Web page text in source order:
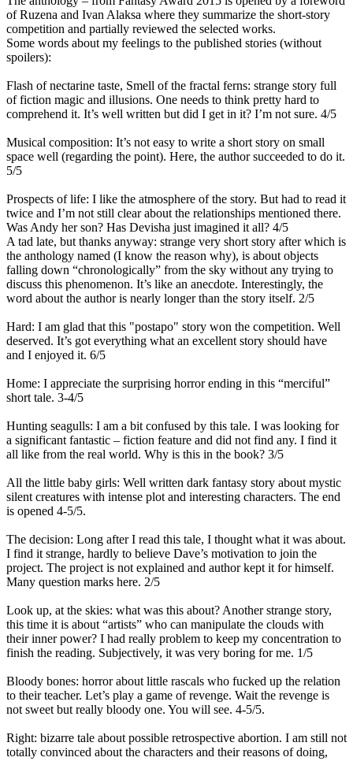
of Ruzena and Ivan Alaksa where they summarize the short-story
competition and partially reviewed the selected works.
Some words about my feelings to the published stories (without
spoilers):
Flash of nectarine taste, Smell of the fractal ferns: strange story full
of fiction magic and illusions. One needs to think pretty hard to
comprehend it. It’s well written but did I get in it? I’m not sure. 4/5
Musical composition: It’s not easy to write a short story on small
space well (regarding the point). Here, the author succeeded to do it.
5/5
Prospects of life: I like the atmosphere of the story. But had to read it
twice and I’m not still clear about the relationships mentioned there.
Was Andy her son? Has Devisha just imagined it all? 4/5
A tad late, but thanks anyway: strange very short story after which is
the anthology named (I know the reason why), is about objects
falling down “chronologically” from the sky without any trying to
discuss this phenomenon. It’s like an anecdote. Interestingly, the
word about the author is nearly longer than the story itself. 2/5
Hard: I am glad that this "postapo" story won the competition. Well
deserved. It’s got everything what an excellent story should have
and I enjoyed it. 6/5
Home: I appreciate the surprising horror ending in this “merciful”
short tale. 3-4/5
Hunting seagulls: I am a bit confused by this tale. I was looking for
a significant fantastic – fiction feature and did not find any. I find it
all like from the real world. Why is this in the book? 3/5
All the little baby girls: Well written dark fantasy story about mystic
silent creatures with intense plot and interesting characters. The end
is opened 4-5/5.
The decision: Long after I read this tale, I thought what it was about.
I find it strange, hardly to believe Dave’s motivation to join the
project. The project is not explained and author kept it for himself.
Many question marks here. 2/5
Look up, at the skies: what was this about? Another strange story,
this time it is about “artists” who can manipulate the clouds with
their inner power? I had really problem to keep my concentration to
finish the reading. Subjectively, it was very boring for me. 1/5
Bloody bones: horror about little rascals who fucked up the relation
to their teacher. Let’s play a game of revenge. Wait the revenge is
not sweet but really bloody one. You will see. 4-5/5.
Right: bizarre tale about possible retrospective abortion. I am still not
totally convinced about the characters and their reasons of doing,